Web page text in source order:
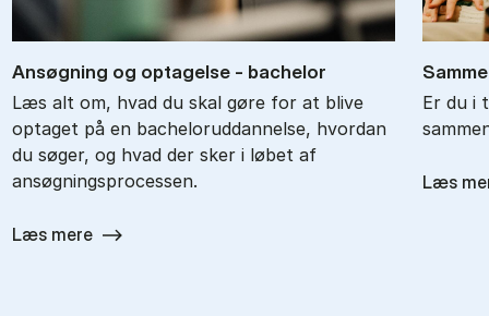
An­søg­ning og op­ta­gel­se - ba­chel­or
Læs alt om, hvad du skal gøre for at blive
optaget på en bacheloruddannelse, hvordan
du søger, og hvad der sker i løbet af
ansøgningsprocessen.
Læs mere
Er du i
Læs